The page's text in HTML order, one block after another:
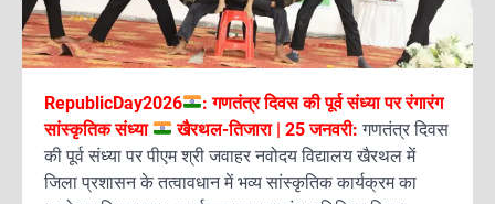
RepublicDay2026
: गणतंत्र दिवस की पूर्व संध्या पर रंगारंग
सांस्कृतिक संध्या
खैरथल-तिजारा | 25 जनवरी: गणतंत्र दिवस
की पूर्व संध्या पर पीएम श्री जवाहर नवोदय विद्यालय खैरथल में
जिला प्रशासन के तत्वावधान में भव्य सांस्कृतिक कार्यक्रम का